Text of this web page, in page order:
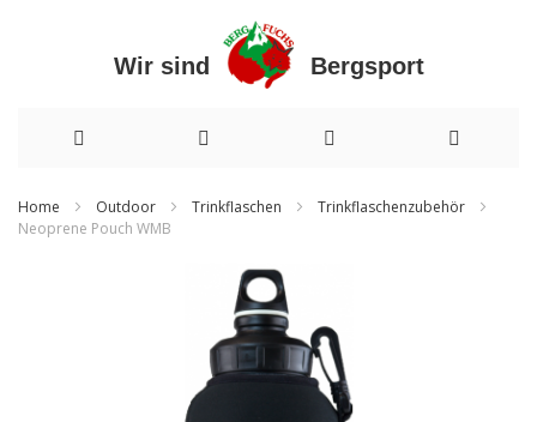
Wir sind Bergsport
zum
Home Outdoor Trinkflaschen
Trinkflaschenzubehör
Neoprene Pouch WMB